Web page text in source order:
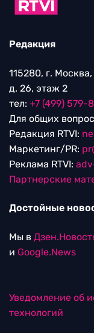
Редакция
115280, г.
д. 26, этаж 2
тел: +7 (499) 579-
Для общих
Редакция RTVI:
Маркетинг/PR:
Реклама RTVI:
Партнерские
Достойные
Мы в
и Google.News
Уведомление об
технологий